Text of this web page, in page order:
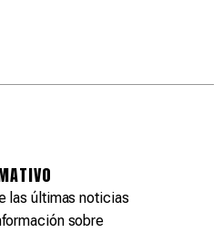
las últimas noticias
sobre